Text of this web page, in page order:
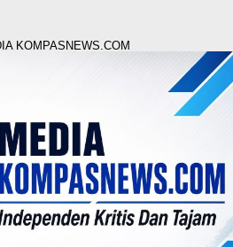
KOMPASNEWS.COM